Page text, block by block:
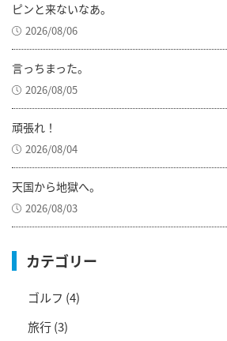
ピンと来ないなあ。
2026/08/06
言っちまった。
2026/08/05
頑張れ！
2026/08/04
天国から地獄へ。
2026/08/03
カテゴリー
ゴルフ (4)
旅行(3)